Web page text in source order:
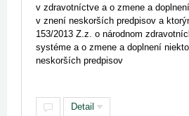
v zdravotníctve a o zmene a
v znení neskorších predpisov a
153/2013 Z.z. o národnom
systéme a o zmene a doplnení
neskorších predpisov
Detail